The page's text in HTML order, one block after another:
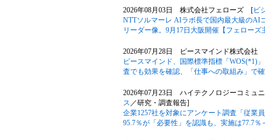
2026年08月03日 株式会社フェローズ [ビ
NTTソルマーレ AIラボ長で国内最大級のAI
リーダー像。9月17日大阪開催【フェローズ
2026年07月28日 ピースマインド株式会社
ピースマインド、国際標準指標「WOS(*1)
査でも効果を確認、「仕事への取組み」で
2026年07月23日 ハイテクノロジーコミュ
ス ／研究・調査報告]
企業1257社を対象にアンケート調査「従業
95.7％が「必要性」を認識も、実施は77.7％